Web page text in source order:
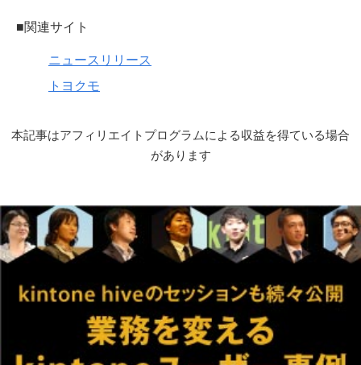
■関連サイト
ニュースリリース
トヨクモ
本記事はアフィリエイトプログラムによる収益を得ている場合
があります